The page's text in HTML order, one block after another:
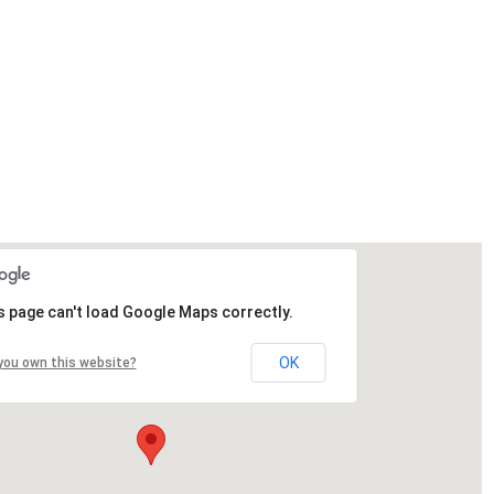
page can't load Google Maps correctly.
own this website? OK